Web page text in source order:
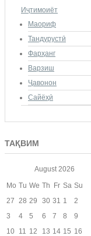
Иҷтимоиёт
Маориф
Тандурустӣ
Фарҳанг
Варзиш
Ҷавонон
Сайёҳӣ
ТАҚВИМ
August 2026
Mo Tu We Th Fr Sa Su
27 28 29 30 31 1
2
3
4 5 6 7 8
9
10 11 12 13 14 15 16